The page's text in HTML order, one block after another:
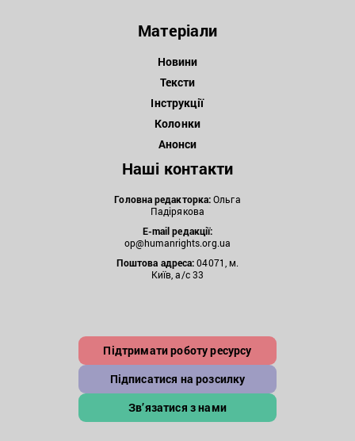
Матеріали
Новини
Тексти
Інструкції
Колонки
Анонси
Наші контакти
Головна редакторка:Ольга
Падірякова
E-mail редакції:
op@humanrights.org.ua
Поштова адреса:04071, м.
Київ, а/с 33
Підтримати роботу ресурсу
Підписатися на розсилку
Зв’язатися з нами